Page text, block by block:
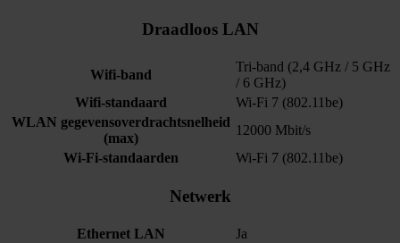
Draadloos LAN
Wifi-band
Tri-band (2,4 GHz / 5 GHz
/ 6 GHz)
Wifi-standaard
Wi-Fi 7 (802.11be)
WLAN gegevensoverdrachtsnelheid
(max)
12000 Mbit/s
Wi-Fi-standaarden
Wi-Fi 7 (802.11be)
Netwerk
Ethernet LAN
Ja